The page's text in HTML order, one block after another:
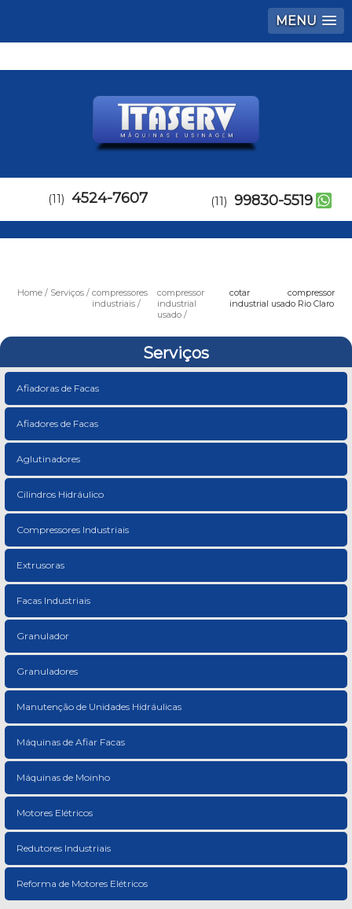
MENU
(11) 4524-7607 (11) 99830-5519
Home Serviços
compressores
industriais
compressor
industrial
usado
cotar compressor
industrial usado Rio Claro
Serviços
Afiadoras de Facas
Afiadores de Facas
Aglutinadores
Cilindros Hidráulico
Compressores Industriais
Extrusoras
Facas Industriais
Granulador
Granuladores
Manutenção de Unidades Hidráulicas
Máquinas de Afiar Facas
Máquinas de Moinho
Motores Elétricos
Redutores Industriais
Reforma de Motores Elétricos